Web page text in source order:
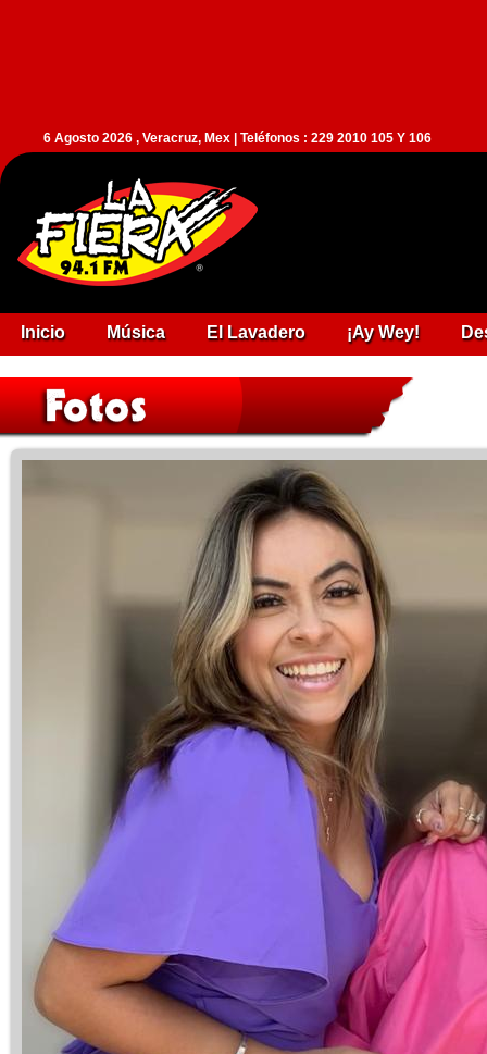
6 Agosto 2026 , Veracruz, Mex | Teléfonos : 229 2010 105 Y 106
Inicio Música El Lavadero ¡Ay Wey!